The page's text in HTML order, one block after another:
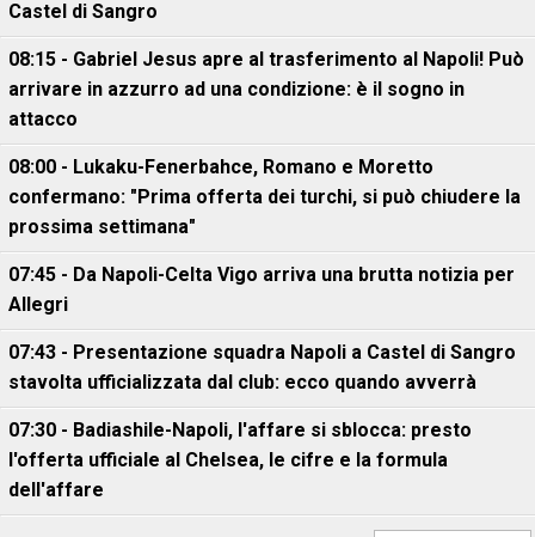
Castel di Sangro
08:15 - Gabriel Jesus apre al trasferimento al Napoli! Può
arrivare in azzurro ad una condizione: è il sogno in
attacco
08:00 - Lukaku-Fenerbahce, Romano e Moretto
confermano: "Prima offerta dei turchi, si può chiudere la
prossima settimana"
07:45 - Da Napoli-Celta Vigo arriva una brutta notizia per
Allegri
07:43 - Presentazione squadra Napoli a Castel di Sangro
stavolta ufficializzata dal club: ecco quando avverrà
07:30 - Badiashile-Napoli, l'affare si sblocca: presto
l'offerta ufficiale al Chelsea, le cifre e la formula
dell'affare